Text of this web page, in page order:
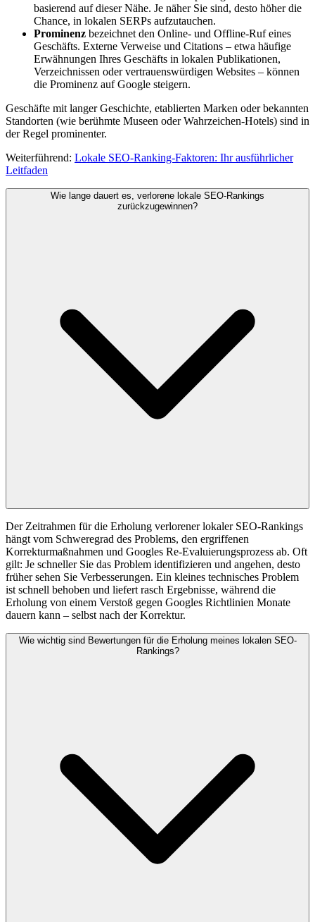
basierend auf dieser Nähe. Je näher Sie sind, desto höher die
Chance, in lokalen SERPs aufzutauchen.
Prominenz bezeichnet den Online- und Offline-Ruf eines
Geschäfts. Externe Verweise und Citations – etwa häufige
Erwähnungen Ihres Geschäfts in lokalen Publikationen,
Verzeichnissen oder vertrauenswürdigen Websites – können
die Prominenz auf Google steigern.
Geschäfte mit langer Geschichte, etablierten Marken oder bekannten
Standorten (wie berühmte Museen oder Wahrzeichen-Hotels) sind in
der Regel prominenter.
Weiterführend: Lokale SEO-Ranking-Faktoren: Ihr ausführlicher
Leitfaden
Wie lange dauert es, verlorene lokale SEO-Rankings
zurückzugewinnen?
Der Zeitrahmen für die Erholung verlorener lokaler SEO-Rankings
hängt vom Schweregrad des Problems, den ergriffenen
Korrekturmaßnahmen und Googles Re-Evaluierungsprozess ab. Oft
gilt: Je schneller Sie das Problem identifizieren und angehen, desto
früher sehen Sie Verbesserungen. Ein kleines technisches Problem
ist schnell behoben und liefert rasch Ergebnisse, während die
Erholung von einem Verstoß gegen Googles Richtlinien Monate
dauern kann – selbst nach der Korrektur.
Wie wichtig sind Bewertungen für die Erholung meines lokalen SEO-
Rankings?